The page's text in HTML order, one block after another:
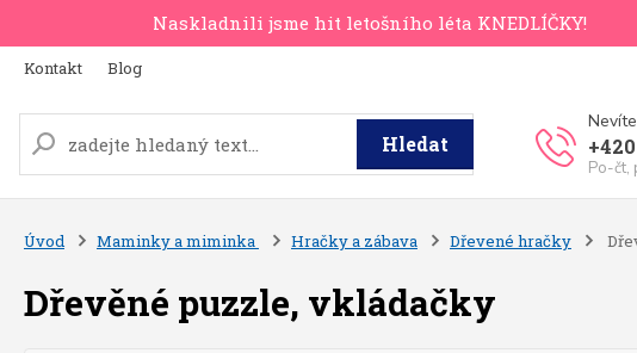
Naskladnili jsme hit letošního léta KNEDLÍČKY!
Kontakt Blog
Hledat
Po-čt,
Úvod Maminky a miminka Hračky a zábava Dřevené hračky
Dřevěné puzzle, vkládačky